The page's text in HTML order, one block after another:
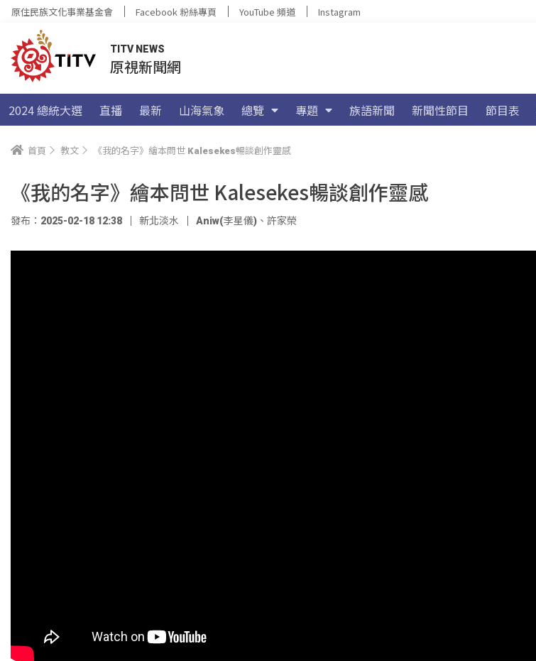
原住民族文化事業基金會 Facebook 粉絲專頁 YouTube 頻道 Instagram
TITV NEWS
原視新聞網
2024 總統大選 直播 最新 山海氣象 總覽 專題 族語新聞 新聞性節目 節目表
首頁 教文 《我的名字》繪本問世 Kalesekes暢談創作靈感
《我的名字》繪本問世 Kalesekes暢談創作靈感
發布：2025-02-18 12:38 新北淡水 Aniw(李星儀) 、 許家榮